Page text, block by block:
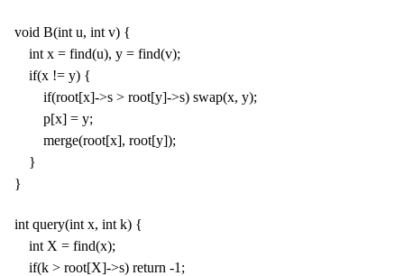
void B(int u, int v) {
int x = find(u), y = find(v);
if(x != y) {
if(root[x]->s > root[y]->s) swap(x, y);
p[x] = y;
merge(root[x], root[y]);
}
}
int query(int x, int k) {
int X = find(x);
if(k > root[X]->s) return -1;